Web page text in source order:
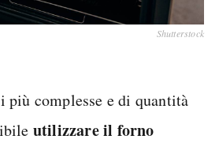
Shutterstock
più complesse e di quantità
utilizzare il forno